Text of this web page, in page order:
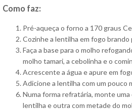
Como faz:
Pré-aqueça o forno a 170 graus
Cozinhe a lentilha em fogo
Faça a base para o molho
molho tamari, a cebolinha e o
Acrescente a água e apure em
Adicione a lentilha com um pouco
Numa forma refratária, monte
lentilha e outra com metade do